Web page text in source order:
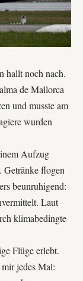
hallt noch nach.
de Mallorca
und musste am
wurden
Aufzug
Getränke flogen
beunruhigend:
Laut
klimabedingte
Flüge erlebt.
jedes Mal: